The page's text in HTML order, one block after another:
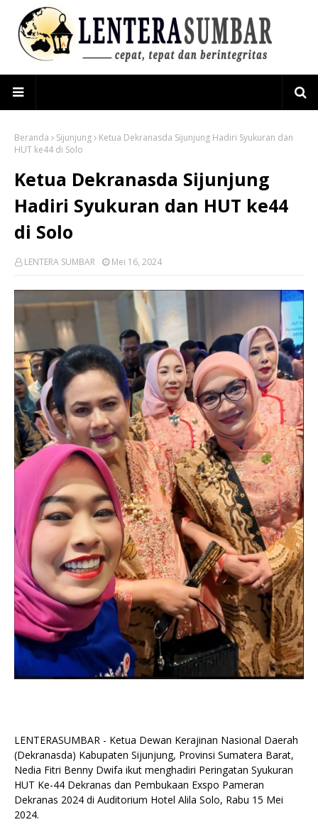
Beranda Sijunjung
Ketua Dekranasda Sijunjung Hadiri Syukuran dan
HUT ke44 di Solo
Ketua Dekranasda Sijunjung
Hadiri Syukuran dan HUT ke44
di Solo
LENTERA SUMBAR Mei 16, 2024
LENTERASUMBAR - Ketua Dewan Kerajinan Nasional Daerah
(Dekranasda) Kabupaten Sijunjung, Provinsi Sumatera Barat,
Nedia Fitri Benny Dwifa ikut menghadiri Peringatan Syukuran
HUT Ke-44 Dekranas dan Pembukaan Exspo Pameran
Dekranas 2024 di Auditorium Hotel Alila Solo, Rabu 15 Mei
2024.